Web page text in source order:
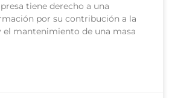
tiene derecho a una
por su contribución a la
el mantenimiento de una masa